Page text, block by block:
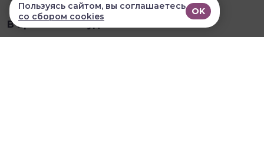
В приложении удобнее!
Пользуясь сайтом, вы соглашаетесь
со сбором cookies
OK